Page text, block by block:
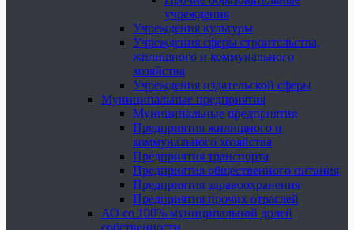
учреждения
Учреждения культуры
Учреждения сферы строительства,
жилищного и коммунального
хозяйства
Учреждения издательской сферы
Муниципальные предприятия
Муниципальные предприятия
Предприятия жилищного и
коммунального хозяйства
Предприятия транспорта
Предприятия общественного питания
Предприятия здравоохранения
Предприятия прочих отраслей
АО со 100% муниципальной долей
собственности